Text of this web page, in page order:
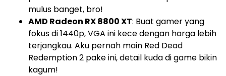
mulus banget, bro!
AMD Radeon RX 8800 XT: Buat gamer yang
fokus di 1440p, VGA ini kece dengan harga lebih
terjangkau. Aku pernah main Red Dead
Redemption 2 pake ini, detail kuda di game bikin
kagum!